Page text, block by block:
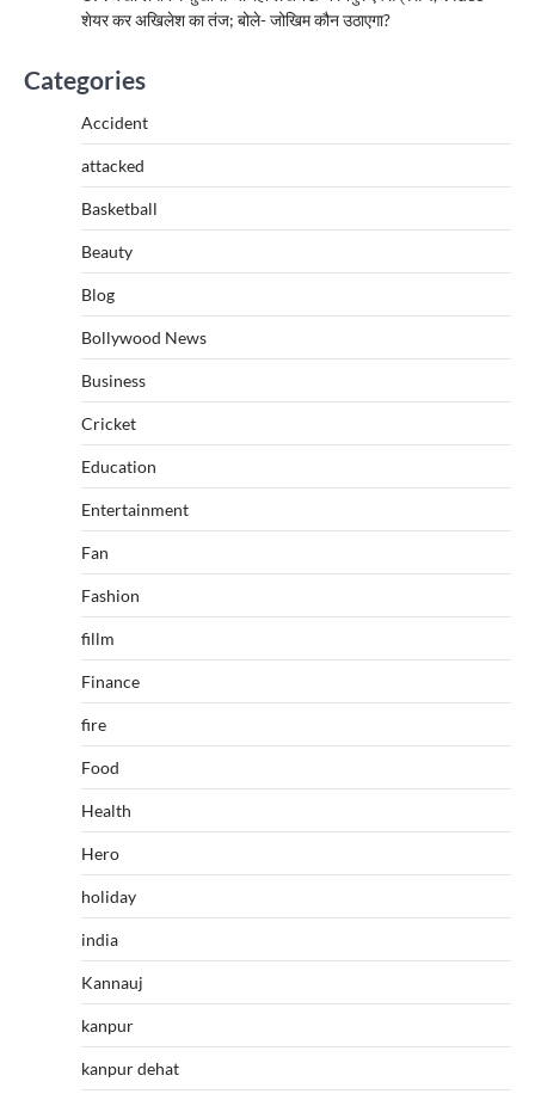
शेयर कर अखिलेश का तंज; बोले- जोखिम कौन उठाएगा?
Categories
Accident
attacked
Basketball
Beauty
Blog
Bollywood News
Business
Cricket
Education
Entertainment
Fan
Fashion
fillm
Finance
fire
Food
Health
Hero
holiday
india
Kannauj
kanpur
kanpur dehat